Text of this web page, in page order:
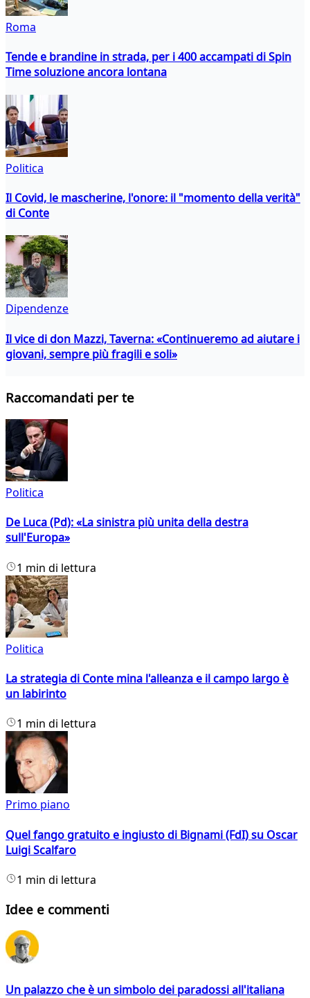
Roma
Tende e brandine in strada, per i 400 accampati di Spin
Time soluzione ancora lontana
Politica
Il Covid, le mascherine, l'onore: il "momento della verità"
di Conte
Dipendenze
Il vice di don Mazzi, Taverna: «Continueremo ad aiutare i
giovani, sempre più fragili e soli»
Raccomandati per te
Politica
De Luca (Pd): «La sinistra più unita della destra
sull'Europa»
1 min di lettura
Politica
La strategia di Conte mina l'alleanza e il campo largo è
un labirinto
1 min di lettura
Primo piano
Quel fango gratuito e ingiusto di Bignami (FdI) su Oscar
Luigi Scalfaro
1 min di lettura
Idee e commenti
Un palazzo che è un simbolo dei paradossi all'italiana